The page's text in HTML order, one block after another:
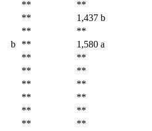
**
**
** 1,437 b
**
**
b ** 1,580 a
**
**
**
**
**
**
**
**
**
**
**
**